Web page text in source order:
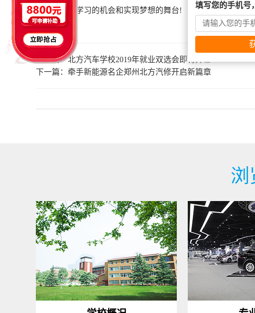
学生提供了学习的机会和实现梦想的舞台!
上一篇：北方汽车学校2019年就业双选会即将开幕
下一篇： 牵手新能源名企郑州北方汽修开启新篇章
浏
填写您的手机号